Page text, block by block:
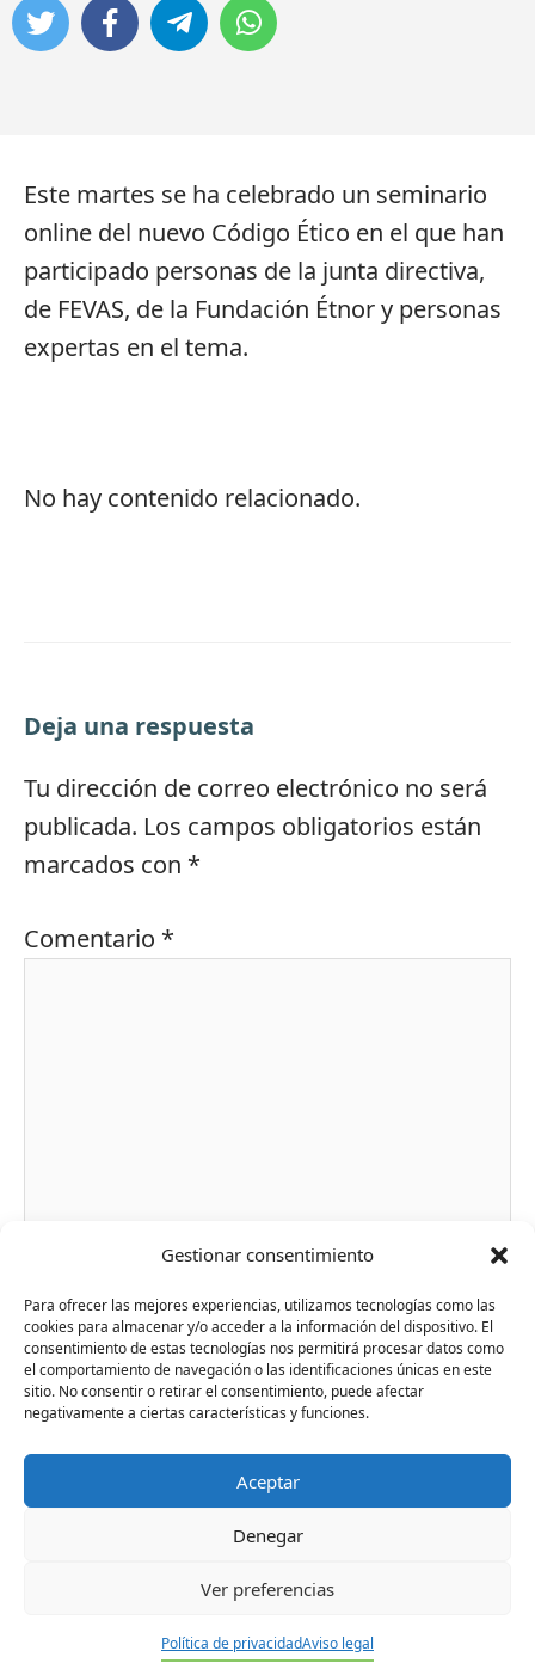
Gestionar consentimiento
Para ofrecer las mejores experiencias, utilizamos tecnologías como las
cookies para almacenar y/o acceder a la información del dispositivo. El
consentimiento de estas tecnologías nos permitirá procesar datos como
el comportamiento de navegación o las identificaciones únicas en este
sitio. No consentir o retirar el consentimiento, puede afectar
negativamente a ciertas características y funciones.
Aceptar
Denegar
Ver preferencias
Política de privacidadAviso legal
Este martes se ha celebrado un seminario
online del nuevo Código Ético en el que han
participado personas de la junta directiva,
de FEVAS, de la Fundación Étnor y personas
expertas en el tema.
No hay contenido relacionado.
Deja una respuesta
Tu dirección de correo electrónico no será
publicada. Los campos obligatorios están
marcados con *
Comentario *
Correo
electrónico*
Web